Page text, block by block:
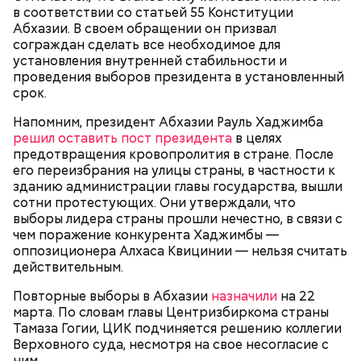
в соответствии со статьей 55 Конституции
Абхазии. В своем обращении он призвал
сограждан сделать все необходимое для
установления внутренней стабильности и
проведения выборов президента в установленный
срок.
Напомним, президент Абхазии Рауль Хаджимба
решил оставить пост президента в целях
предотвращения кровопролития в стране. После
его переизбрания на улицы страны, в частности к
зданию администрации главы государства, вышли
сотни протестующих. Они утверждали, что
выборы лидера страны прошли нечестно, в связи с
чем поражение конкурента Хаджимбы —
оппозиционера Алхаса Квицинии — нельзя считать
действительным.
Повторные выборы в Абхазии назначили на 22
марта. По словам главы Центризбиркома страны
Тамаза Гогии, ЦИК подчиняется решению коллегии
Верховного суда, несмотря на свое несогласие с
— Госпожа кошка играет мышками-холопами. Весь
мир — холопы, а господа сидят в Вашингтоне,
Брюсселе, Лондоне, помощники господ есть и в
России, — отметил политик, отрицая, что сам
является «холопом США».
— Массовость этих демонстраций мы уже видели.
не большинство. Когда была история с Гавриловым,
они взяли не массовостью, а оторванностью и
отвязностью. Было нападение на иностранную
делегацию, и именно это сделало ситуацию
— К каким последствиям может привести
повторение истории, главным героем которой
станет Лавров?